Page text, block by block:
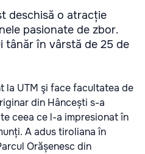
deschisă o atracție
pasionate de zbor.
tânăr în vârstă de 25 de
la UTM şi face facultatea de
din Hâncești s-a
ceea ce l-a impresionat în
A adus tiroliana în
Orășenesc din